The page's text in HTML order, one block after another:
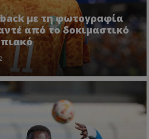
με τη φωτογραφία
από το δοκιμαστικό